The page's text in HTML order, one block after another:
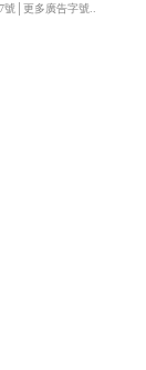
│更多廣告字號..